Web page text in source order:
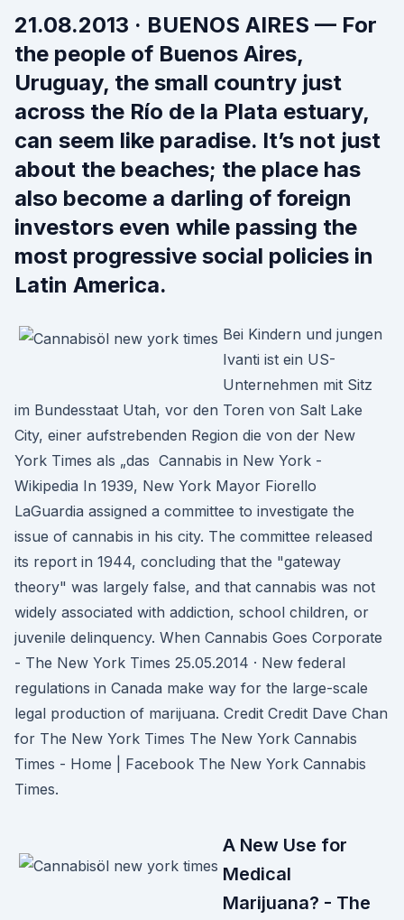
21.08.2013 · BUENOS AIRES — For
the people of Buenos Aires,
Uruguay, the small country just
across the Río de la Plata estuary,
can seem like paradise. It’s not just
about the beaches; the place has
also become a darling of foreign
investors even while passing the
most progressive social policies in
Latin America.
Bei Kindern und jungen
Ivanti ist ein US-
Unternehmen mit Sitz
im Bundesstaat Utah, vor den Toren von Salt Lake
City, einer aufstrebenden Region die von der New
York Times als „das Cannabis in New York -
Wikipedia In 1939, New York Mayor Fiorello
LaGuardia assigned a committee to investigate the
issue of cannabis in his city. The committee released
its report in 1944, concluding that the "gateway
theory" was largely false, and that cannabis was not
widely associated with addiction, school children, or
juvenile delinquency. When Cannabis Goes Corporate
- The New York Times 25.05.2014 · New federal
regulations in Canada make way for the large-scale
legal production of marijuana. Credit Credit Dave Chan
for The New York Times The New York Cannabis
Times - Home | Facebook The New York Cannabis
Times.
A New Use for
Medical
Marijuana? - The